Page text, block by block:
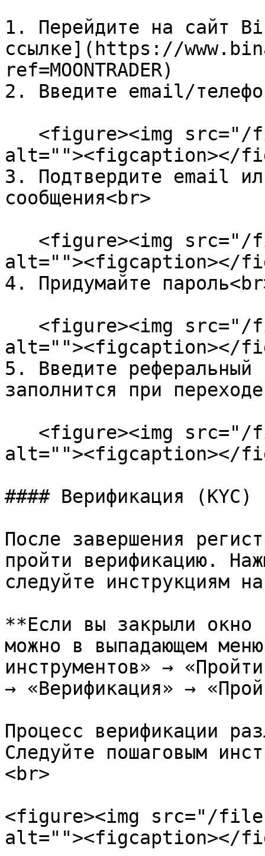
1. Перейдите на сайт
ссылке](https://
ref=MOONTRADER)
2. Введите email/
alt=""><figcaption></
3. Подтвердите email
сообщения<br>
alt=""><figcaption></
4. Придумайте
alt=""><figcaption></
5. Введите реферальный
заполнится при
alt=""><figcaption></
#### Верификация (KYC)
После завершения
пройти верификацию.
следуйте инструкциям
**Если вы закрыли окно
можно в выпадающем
инструментов» →
→ «Верификация» →
Процесс верификации
Следуйте пошаговым
<br>
<figure><img src="/files/
alt=""><figcaption></